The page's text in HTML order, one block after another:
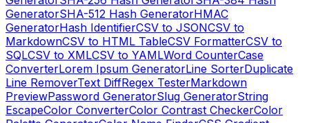
GeneratorSHA-512 Hash GeneratorHMAC
GeneratorHash IdentifierCSV to JSONCSV to
MarkdownCSV to HTML TableCSV FormatterCSV to
SQLCSV to XMLCSV to YAMLWord CounterCase
ConverterLorem Ipsum GeneratorLine SorterDuplicate
Line RemoverText DiffRegex TesterMarkdown
PreviewPassword GeneratorSlug GeneratorString
EscapeColor ConverterColor Contrast CheckerColor